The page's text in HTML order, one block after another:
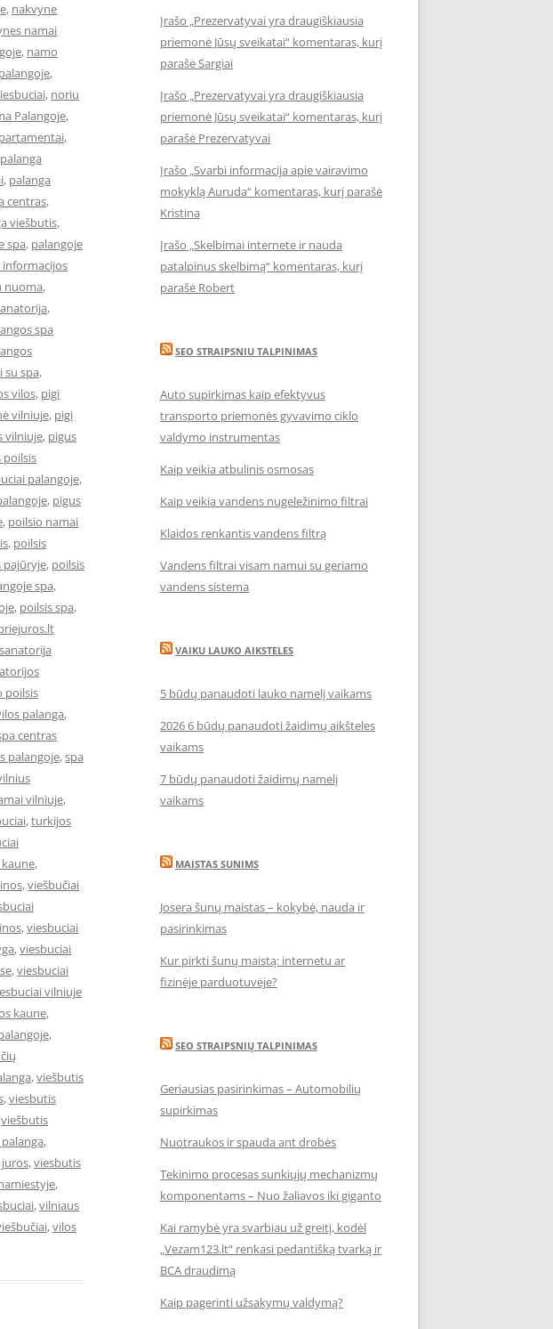
, nakvyne
namai
, namo
,
, noriu
Palangoje,
,
palanga
, palanga
centras,
viešbutis,
spa, palangoje
informacijos
nuoma,
,
spa
su spa,
vilos, pigi
vilniuje, pigi
vilniuje, pigus
poilsis
palangoje,
, pigus
, poilsio namai
, poilsis
pajūryje, poilsis
spa,
, poilsis spa,
sanatorija
poilsis
palanga,
centras
palangoje,spa
vilniuje,
,turkijos
,
,viešbučiai
,viesbuciai
,viesbuciai
,viesbuciai
vilniuje
kaune,
,
,viešbutis
,viesbutis
viešbutis
,
,viesbutis
,
,vilniaus
,vilos
Įrašo „Prezervatyvai yra draugiškiausia
priemonė Jūsų sveikatai“ komentaras, kurį
parašė Sargiai
Įrašo „Prezervatyvai yra draugiškiausia
priemonė Jūsų sveikatai“ komentaras, kurį
parašė Prezervatyvai
Įrašo „Svarbi informacija apie vairavimo
mokyklą Auruda“ komentaras, kurį parašė
Kristina
Įrašo „Skelbimai internete ir nauda
patalpinus skelbimą“ komentaras, kurį
parašė Robert
SEO STRAIPSNIU TALPINIMAS
Auto supirkimas kaip efektyvus
transporto priemonės gyvavimo ciklo
valdymo instrumentas
Kaip veikia atbulinis osmosas
Kaip veikia vandens nugeležinimo filtrai
Klaidos renkantis vandens filtrą
Vandens filtrai visam namui su geriamo
vandens sistema
VAIKU LAUKO AIKSTELES
5 būdų panaudoti lauko namelį vaikams
2026 6 būdų panaudoti žaidimų aikšteles
vaikams
7 būdų panaudoti žaidimų namelį
vaikams
MAISTAS SUNIMS
Josera šunų maistas – kokybė, nauda ir
pasirinkimas
Kur pirkti šunų maistą: internetu ar
fizinėje parduotuvėje?
SEO STRAIPSNIŲ TALPINIMAS
Geriausias pasirinkimas – Automobilių
supirkimas
Nuotraukos ir spauda ant drobės
Tekinimo procesas sunkiųjų mechanizmų
komponentams – Nuo žaliavos iki giganto
Kai ramybė yra svarbiau už greitį, kodėl
„Vezam123.lt“ renkasi pedantišką tvarką ir
BCA draudimą
Kaip pagerinti užsakymų valdymą?